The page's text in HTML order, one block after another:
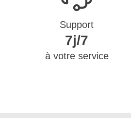
Support
7j/7
à votre service